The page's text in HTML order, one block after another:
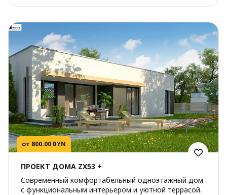
от 800.00 BYN
ПРОЕКТ ДОМА ZX53 +
Современный комфортабельный одноэтажный дом
с функциональным интерьером и уютной террасой.